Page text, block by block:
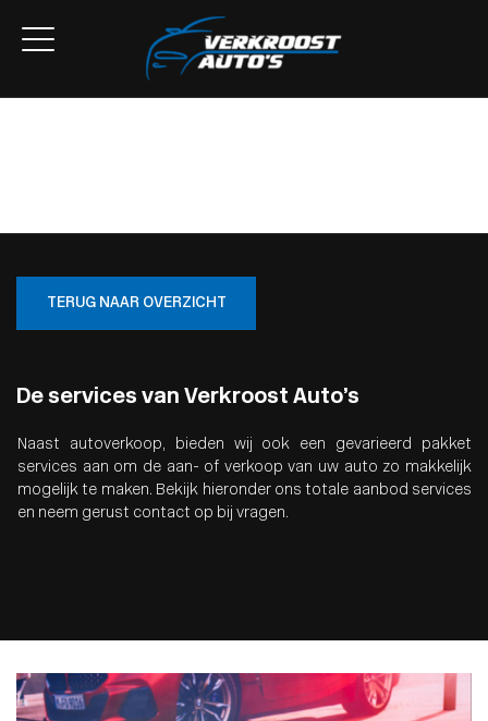
Aanbod
Over ons
TERUG NAAR OVERZICHT
De services van Verkroost Auto’s
Naast autoverkoop, bieden wij ook een gevarieerd pakket
services aan om de aan- of verkoop van uw auto zo makkelijk
mogelijk te maken. Bekijk hieronder ons totale aanbod services
en neem gerust contact op bij vragen.